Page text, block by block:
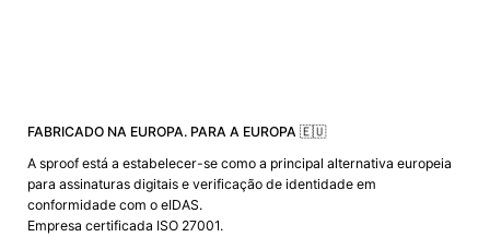
FABRICADO NA EUROPA. PARA A EUROPA 🇪🇺
A sproof está a estabelecer-se como a principal alternativa europeia
para assinaturas digitais e verificação de identidade em
conformidade com o eIDAS.
Empresa certificada ISO 27001.